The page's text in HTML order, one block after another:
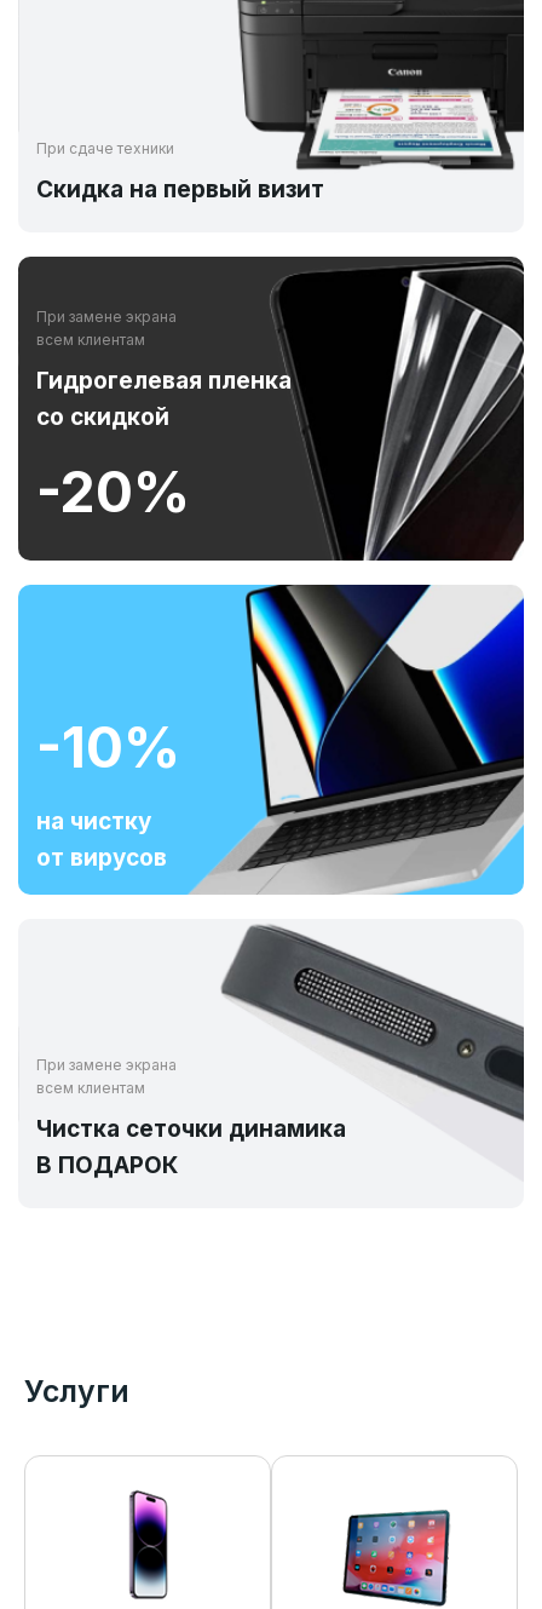
При сдаче техники
Скидка на первый визит
При замене экрана
всем клиентам
Гидрогелевая пленка
со скидкой
-20%
-10%
на чистку
от вирусов
При замене экрана
всем клиентам
Чистка сеточки динамика
В ПОДАРОК
Услуги